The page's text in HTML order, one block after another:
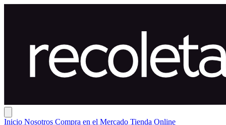
Inicio Nosotros Compra en el Mercado Tienda Online